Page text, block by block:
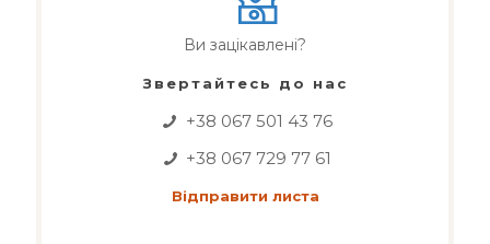
Ви зацікавлені?
Звертайтесь до нас
+38 067 501 43 76
+38 067 729 77 61
Відправити листа